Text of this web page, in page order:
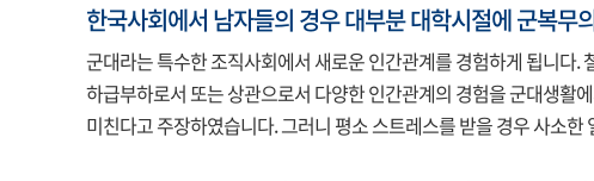
한국사회에서 남자들의 경우 대부분 대학시절에 군복무
군대라는 특수한 조직사회에서 새로운 인간관계를 경험하게 됩니다.
하급부하로서 또는 상관으로서 다양한 인간관계의 경험을 군대생활
미친다고 주장하였습니다. 그러니 평소 스트레스를 받을 경우 사소